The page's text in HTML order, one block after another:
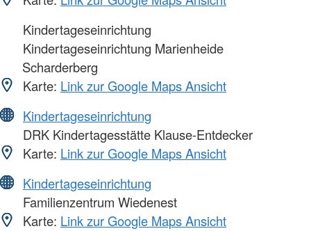
Kindertageseinrichtung
Kindertageseinrichtung Marienheide
Scharderberg
Karte: Link zur Google Maps Ansicht
Kindertageseinrichtung
DRK Kindertagesstätte Klause-Entdecker
Karte: Link zur Google Maps Ansicht
Kindertageseinrichtung
Familienzentrum Wiedenest
Karte: Link zur Google Maps Ansicht